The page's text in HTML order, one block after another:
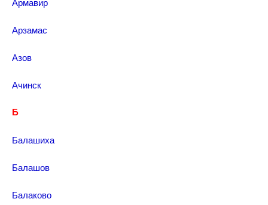
Арзамас
Азов
Ачинск
Б
Балашиха
Балашов
Балаково